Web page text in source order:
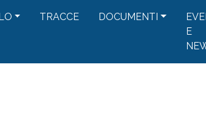
TRACCE DOCUMENTI
E